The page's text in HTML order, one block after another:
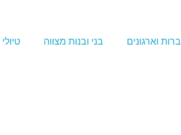
וארגונים בני ובנות מצווה